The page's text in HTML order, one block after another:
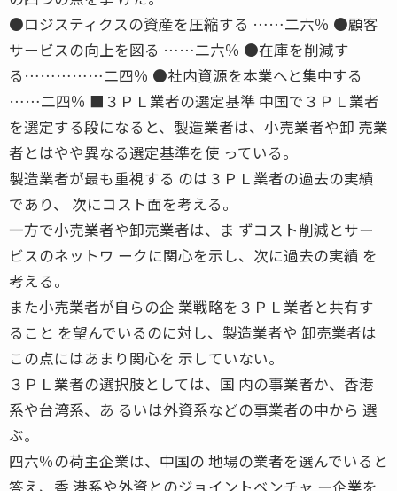
●ロジスティクスの資産を圧縮する ……二六％ ●顧客
サービスの向上を図る ……二六％ ●在庫を削減す
る……………二四％ ●社内資源を本業へと集中する
……二四％ ■３ＰＬ業者の選定基準 中国で３ＰＬ業者
を選定する段になると、製造業者は、小売業者や卸 売業
者とはやや異なる選定基準を使 っている。
製造業者が最も重視する のは３ＰＬ業者の過去の実績
であり、 次にコスト面を考える。
一方で小売業者や卸売業者は、ま ずコスト削減とサー
ビスのネットワ ークに関心を示し、次に過去の実績 を
考える。
また小売業者が自らの企 業戦略を３ＰＬ業者と共有す
ること を望んでいるのに対し、製造業者や 卸売業者は
この点にはあまり関心を 示していない。
３ＰＬ業者の選択肢としては、国 内の事業者か、香港
系や台湾系、あ るいは外資系などの事業者の中から 選
ぶ。
四六％の荷主企業は、中国の 地場の業者を選んでいると
答え、香 港系や外資とのジョイントベンチャ ー企業を